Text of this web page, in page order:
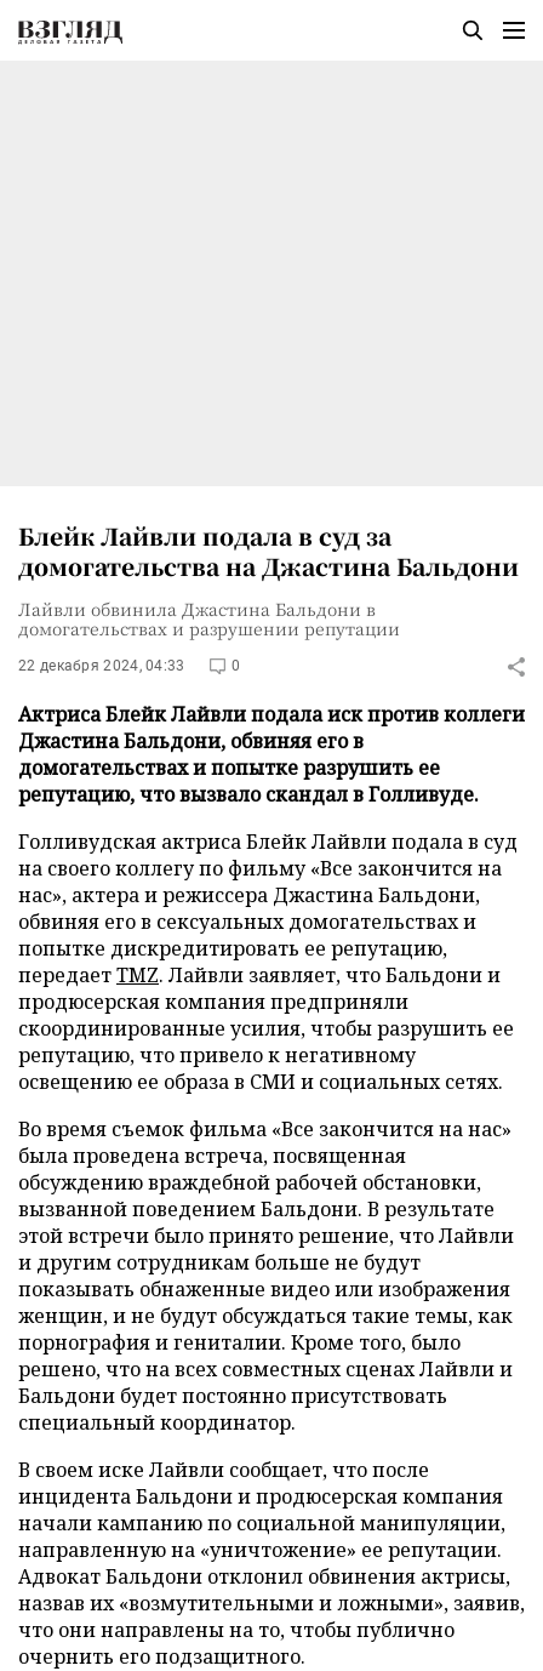
Блейк Лайвли подала в суд за
домогательства на Джастина Бальдони
Лайвли обвинила Джастина Бальдони в
домогательствах и разрушении репутации
22 декабря 2024, 04:33 0
Актриса Блейк Лайвли подала иск против коллеги
Джастина Бальдони, обвиняя его в
домогательствах и попытке разрушить ее
репутацию, что вызвало скандал в Голливуде.
Голливудская актриса Блейк Лайвли подала в суд
на своего коллегу по фильму «Все закончится на
нас», актера и режиссера Джастина Бальдони,
обвиняя его в сексуальных домогательствах и
попытке дискредитировать ее репутацию,
передаетTMZ. Лайвли заявляет, что Бальдони и
продюсерская компания предприняли
скоординированные усилия, чтобы разрушить ее
репутацию, что привело к негативному
освещению ее образа в СМИ и социальных сетях.
Во время съемок фильма «Все закончится на нас»
была проведена встреча, посвященная
обсуждению враждебной рабочей обстановки,
вызванной поведением Бальдони. В результате
этой встречи было принято решение, что Лайвли
и другим сотрудникам больше не будут
показывать обнаженные видео или изображения
женщин, и не будут обсуждаться такие темы, как
порнография и гениталии. Кроме того, было
решено, что на всех совместных сценах Лайвли и
Бальдони будет постоянно присутствовать
специальный координатор.
В своем иске Лайвли сообщает, что после
инцидента Бальдони и продюсерская компания
начали кампанию по социальной манипуляции,
направленную на «уничтожение» ее репутации.
Адвокат Бальдони отклонил обвинения актрисы,
назвав их «возмутительными и ложными», заявив,
что они направлены на то, чтобы публично
очернить его подзащитного.